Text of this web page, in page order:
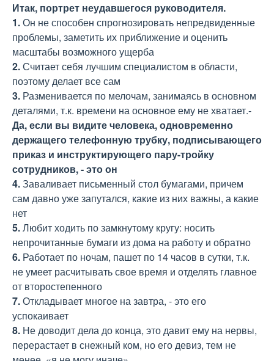
Итак, портрет неудавшегося руководителя.
1.Он не способен спрогнозировать непредвиденные
проблемы, заметить их приближение и оценить
масштабы возможного ущерба
2.Считает себя лучшим специалистом в области,
поэтому делает все сам
3. Разменивается по мелочам, занимаясь в основном
деталями, т.к. времени на основное ему не хватает.-
Да, если вы видите человека, одновременно
держащего телефонную трубку, подписывающего
приказ и инструктирующего пару-тройку
сотрудников, - это он
4.Заваливает письменный стол бумагами, причем
сам давно уже запутался, какие из них важны, а какие
нет
5.Любит ходить по замкнутому кругу: носить
непрочитанные бумаги из дома на работу и обратно
6. Работает по ночам, пашет по 14 часов в сутки, т.к.
не умеет расчитывать свое время и отделять главное
от второстепенного
7.Откладывает многое на завтра, - это его
успокаивает
8. Не доводит дела до конца, это давит ему на нервы,
перерастает в снежный ком, но его девиз, тем не